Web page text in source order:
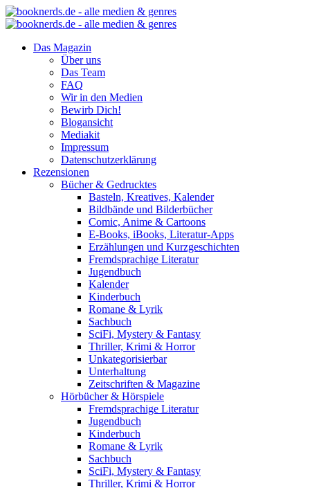
Das Magazin
Über uns
Das Team
FAQ
Wir in den Medien
Bewirb Dich!
Blogansicht
Mediakit
Impressum
Datenschutzerklärung
Rezensionen
Bücher & Gedrucktes
Basteln, Kreatives, Kalender
Bildbände und Bilderbücher
Comic, Anime & Cartoons
E-Books, iBooks, Literatur-Apps
Erzählungen und Kurzgeschichten
Fremdsprachige Literatur
Jugendbuch
Kalender
Kinderbuch
Romane & Lyrik
Sachbuch
SciFi, Mystery & Fantasy
Thriller, Krimi & Horror
Unkategorisierbar
Unterhaltung
Zeitschriften & Magazine
Hörbücher & Hörspiele
Fremdsprachige Literatur
Jugendbuch
Kinderbuch
Romane & Lyrik
Sachbuch
SciFi, Mystery & Fantasy
Thriller, Krimi & Horror